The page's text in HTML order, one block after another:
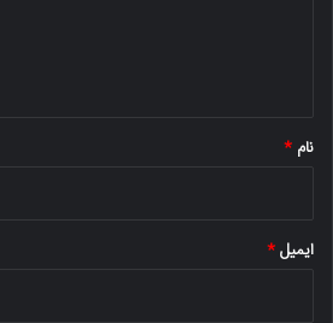
نام *
ایمیل*